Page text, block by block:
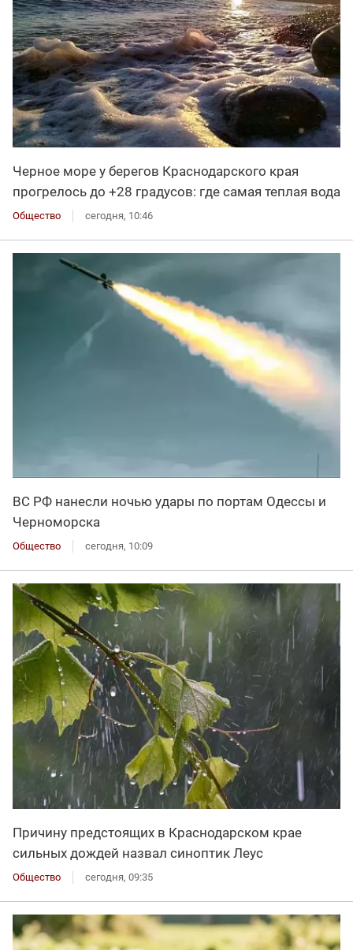
Черное море у берегов Краснодарского края
прогрелось до +28 градусов: где самая теплая вода
Общество сегодня, 10:46
ВС РФ нанесли ночью удары по портам Одессы и
Черноморска
Общество сегодня, 10:09
Причину предстоящих в Краснодарском крае
сильных дождей назвал синоптик Леус
Общество сегодня, 09:35